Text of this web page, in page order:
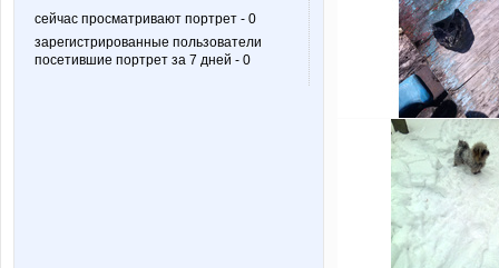
сейчас просматривают портрет - 0
зарегистрированные пользователи
посетившие портрет за 7 дней - 0